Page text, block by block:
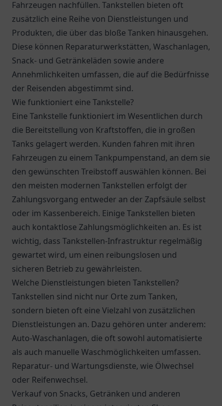
Fahrzeugen nachfüllen. Tankstellen bieten oft
zusätzlich eine Reihe von Dienstleistungen und
Produkten, die über das bloße Tanken hinausgehen.
Diese können Reparaturwerkstätten, Waschanlagen,
Snack- und Getränkeläden sowie andere
Annehmlichkeiten umfassen, die auf die Bedürfnisse
der Reisenden abgestimmt sind.
Wie funktioniert eine Tankstelle?
Eine Tankstelle funktioniert im Wesentlichen durch
die Bereitstellung von Kraftstoffen, die in großen
Tanks gelagert werden. Kunden fahren mit ihren
Fahrzeugen zu einem Tankpumpenstand, an dem sie
den gewünschten Treibstoff auswählen können. Bei
den meisten modernen Tankstellen erfolgt der
Zahlungsvorgang entweder an der Zapfsäule selbst
oder im Kassenbereich. Einige Tankstellen bieten
auch kontaktlose Zahlungsmöglichkeiten an. Es ist
wichtig, dass Tankstellen-Infrastruktur regelmäßig
gewartet wird, um einen reibungslosen und
sicheren Betrieb zu gewährleisten.
Welche Dienstleistungen bieten Tankstellen?
Tankstellen sind nicht nur Orte zum Tanken,
sondern bieten oft eine Vielzahl von zusätzlichen
Dienstleistungen an. Dazu gehören unter anderem:
Auto-Waschanlagen, die oft sowohl automatisierte
als auch manuelle Waschmöglichkeiten umfassen.
Reparatur- und Wartungsdienste, wie Ölwechsel
oder Reifenwechsel.
Verkauf von Snacks, Getränken und anderen